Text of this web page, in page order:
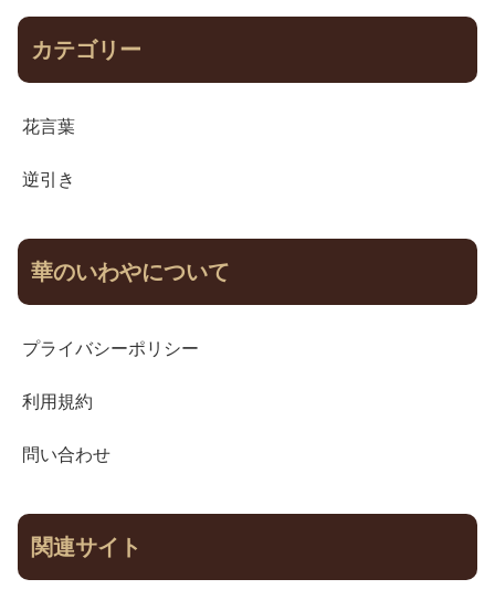
カテゴリー
花言葉
逆引き
華のいわやについて
プライバシーポリシー
利用規約
問い合わせ
関連サイト